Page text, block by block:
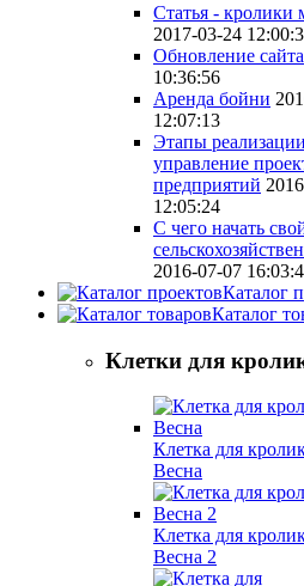
Статья - кролики
2017-03-24
Обновление сайта
10:36:56
Аренда бойни
12:07:13
Этапы
управление
предприятий
12:05:24
С чего начать
2016-07-07
Каталог
Каталог
Клетки для
Клетка для
Весна
Клетка для
Весна 2